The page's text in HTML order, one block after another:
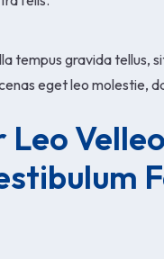
tempus gravida tellus,
eget leo molestie,